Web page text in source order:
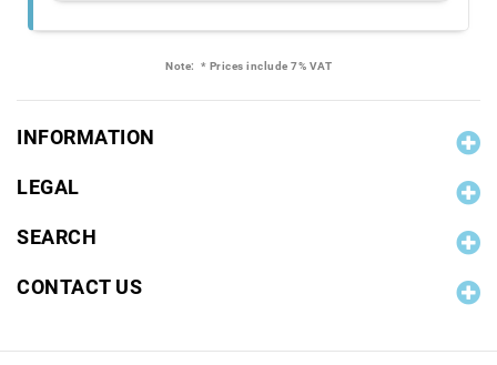
Note: * Prices include 7% VAT
INFORMATION
LEGAL
SEARCH
CONTACT US